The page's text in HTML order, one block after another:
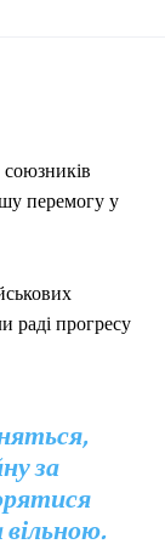
перемогу у
раді прогресу
за